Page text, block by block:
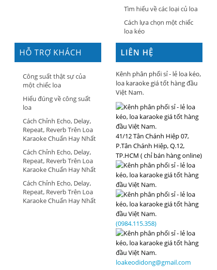
Tìm hiểu về các loại củ loa
Cách lựa chọn một chiếc
loa kéo
HỖ TRỢ KHÁCH
HÀNG
Công suất thật sự của
một chiếc loa
Hiểu đúng về công suất
loa
Cách Chỉnh Echo, Delay,
Repeat, Reverb Trên Loa
Karaoke Chuẩn Hay Nhất
Cách Chỉnh Echo, Delay,
Repeat, Reverb Trên Loa
Karaoke Chuẩn Hay Nhất
Cách Chỉnh Echo, Delay,
Repeat, Reverb Trên Loa
Karaoke Chuẩn Hay Nhất
LIÊN HỆ
Kênh phân phối sỉ - lẻ loa kéo,
loa karaoke giá tốt hàng đầu
Việt Nam.
41/12 Tân Chánh Hiệp 07,
P.Tân Chánh Hiệp, Q.12,
TP.HCM ( chỉ bán hàng online)
(0984.115.358)
loakeodidong@gmail.com